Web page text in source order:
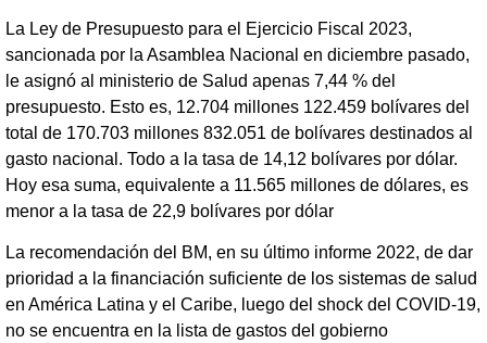
La Ley de Presupuesto para el Ejercicio Fiscal 2023,
sancionada por la Asamblea Nacional en diciembre pasado,
le asignó al ministerio de Salud apenas 7,44 % del
presupuesto. Esto es, 12.704 millones 122.459 bolívares del
total de 170.703 millones 832.051 de bolívares destinados al
gasto nacional. Todo a la tasa de 14,12 bolívares por dólar.
Hoy esa suma, equivalente a 11.565 millones de dólares, es
menor a la tasa de 22,9 bolívares por dólar
La recomendación del BM, en su último informe 2022, de dar
prioridad a la financiación suficiente de los sistemas de salud
en América Latina y el Caribe, luego del shock del COVID-19,
no se encuentra en la lista de gastos del gobierno